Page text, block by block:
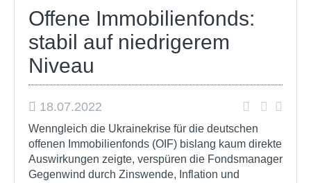
Offene Immobilienfonds:
stabil auf niedrigerem
Niveau
18.07.2022
Wenngleich die Ukrainekrise für die deutschen
offenen Immobilienfonds (OIF) bislang kaum direkte
Auswirkungen zeigte, verspüren die Fondsmanager
Gegenwind durch Zinswende, Inflation und